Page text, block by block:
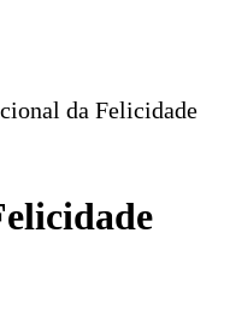
da Felicidade